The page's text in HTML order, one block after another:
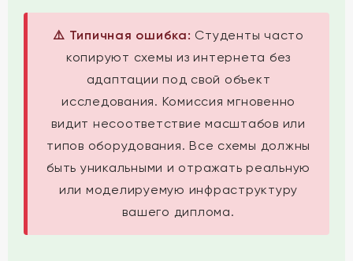
⚠️ Типичная ошибка: Студенты часто
копируют схемы из интернета без
адаптации под свой объект
исследования. Комиссия мгновенно
видит несоответствие масштабов или
типов оборудования. Все схемы должны
быть уникальными и отражать реальную
или моделируемую инфраструктуру
вашего диплома.